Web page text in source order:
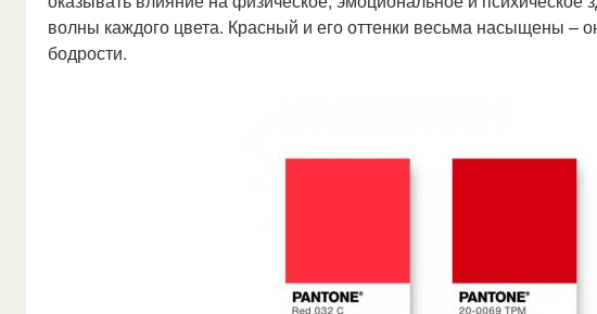
волны каждого цвета. Красный и его оттенки весьма насыщены –
бодрости.